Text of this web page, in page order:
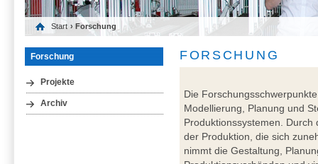
Start › Forschung
Forschung
Projekte
Archiv
FORSCHUNG
Die
Modellierung, Planung und
Produktionssystemen. Durch
der Produktion, die sich
nimmt die Gestaltung,